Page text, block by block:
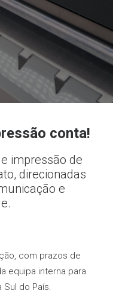
conta!
impressão de
direcionadas
e
com prazos de
equipa interna para
do País.